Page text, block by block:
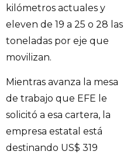
kilómetros actuales y
eleven de 19 a 25 o 28 las
toneladas por eje que
movilizan.
Mientras avanza la mesa
de trabajo que EFE le
solicitó a esa cartera, la
empresa estatal está
destinando US$ 319